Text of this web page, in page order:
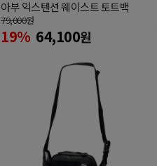
아부 익스텐션 웨이스트 토트백
79,000원
19% 64,100원